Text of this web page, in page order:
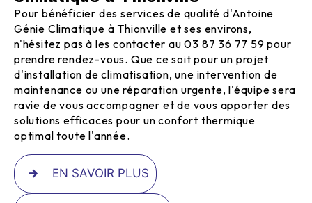
Pour bénéficier des services de qualité d'Antoine
Génie Climatique à Thionville et ses environs,
n'hésitez pas à les contacter au 03 87 36 77 59 pour
prendre rendez-vous. Que ce soit pour un projet
d'installation de climatisation, une intervention de
maintenance ou une réparation urgente, l'équipe sera
ravie de vous accompagner et de vous apporter des
solutions efficaces pour un confort thermique
optimal toute l'année.
EN SAVOIR PLUS